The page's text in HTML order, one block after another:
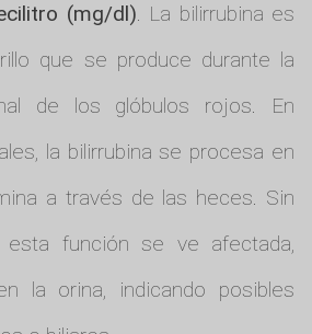
(mg/dl). La bilirrubina es
que se produce durante la
de los glóbulos rojos. En
la bilirrubina se procesa en
a través de las heces. Sin
esta función se ve afectada,
la orina, indicando posibles